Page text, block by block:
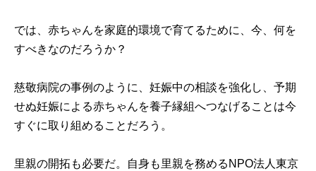
では、赤ちゃんを家庭的環境で育てるために、今、何を
すべきなのだろうか？
慈敬病院の事例のように、妊娠中の相談を強化し、予期
せぬ妊娠による赤ちゃんを養子縁組へつなげることは今
すぐに取り組めることだろう。
里親の開拓も必要だ。自身も里親を務めるNPO法人東京